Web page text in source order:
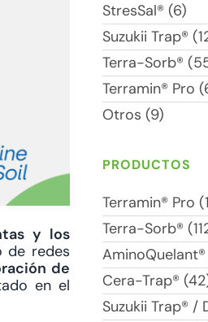
y los
de redes
de
en el
StresSal® (6)
Suzukii Trap®
Terra-Sorb®
Terramin® Pro
Otros (9)
PRODUCTOS
Terramin® Pro
Terra-Sorb®
Cera-Trap®
Suzukii Trap® /